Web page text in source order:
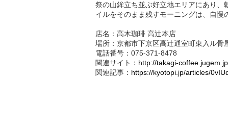
祭の山鉾立ち並ぶ好立地エリアにあり、
イルをそのまま残すモーニングは、自慢
店名：高木珈琲 高辻本店
場所：京都市下京区高辻通室町東入ル骨
電話番号：075-371-8478
関連サイト： http://takagi-
関連記事： https://kyotopi.jp/articles/